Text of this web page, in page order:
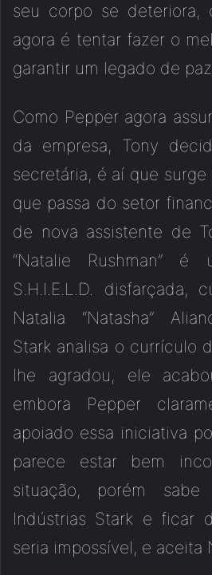
seu corpo se deteriora,
agora é tentar fazer o
garantir um legado de
Como Pepper agora
da empresa, Tony
secretária, é aí que surge
que passa do setor
de nova assistente de
“Natalie Rushman” é
S.H.I.E.L.D. disfarçada,
Natalia “Natasha”
Stark analisa o currículo
lhe agradou, ele
embora Pepper
apoiado essa iniciativa
parece estar bem
situação, porém
Indústrias Stark e ficar
seria impossível, e aceita